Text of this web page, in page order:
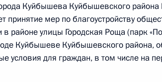
данного по итогам личного
Новосибирской области,
Федерации помощником Президента
Контрольного управления
в Приёмной Президента
Куйбышева Куйбышевского района
принятие мер по благоустройству
в районе улицы Городская Роща (парк
Куйбышеве Куйбышевского района,
условия для граждан, в том числе на